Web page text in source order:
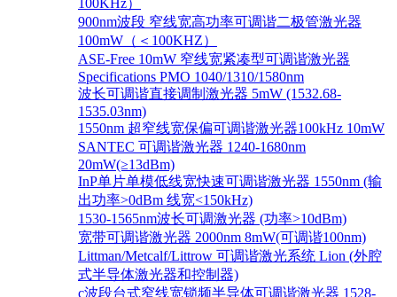
100KHz）
900nm波段 窄线宽高功率可调谐二极管激光器
100mW（＜100KHZ）
ASE-Free 10mW 窄线宽紧凑型可调谐激光器
Specifications PMO 1040/1310/1580nm
波长可调谐直接调制激光器 5mW (1532.68-
1535.03nm)
1550nm 超窄线宽保偏可调谐激光器100kHz 10mW
SANTEC 可调谐激光器 1240-1680nm
20mW(≥13dBm)
InP单片单模低线宽快速可调谐激光器 1550nm (输
出功率>0dBm 线宽<150kHz)
1530-1565nm波长可调激光器 (功率>10dBm)
宽带可调谐激光器 2000nm 8mW(可调谐100nm)
Littman/Metcalf/Littrow 可调谐激光系统 Lion (外腔
式半导体激光器和控制器)
c波段台式窄线宽锁频半导体可调谐激光器 1528-